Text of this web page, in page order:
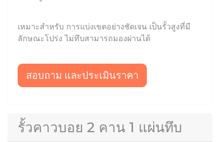
เหมาะสำหรับ การแบ่งเขตอย่างชัดเจน เป็นรั้วสูงที่มี
ลักษณะโปร่ง ไม่ทึบสามารถมองผ่านได้
สอบถาม และประเมินราคา
รั้วคาวบอย 2 คาน 1 แผ่นทึบ